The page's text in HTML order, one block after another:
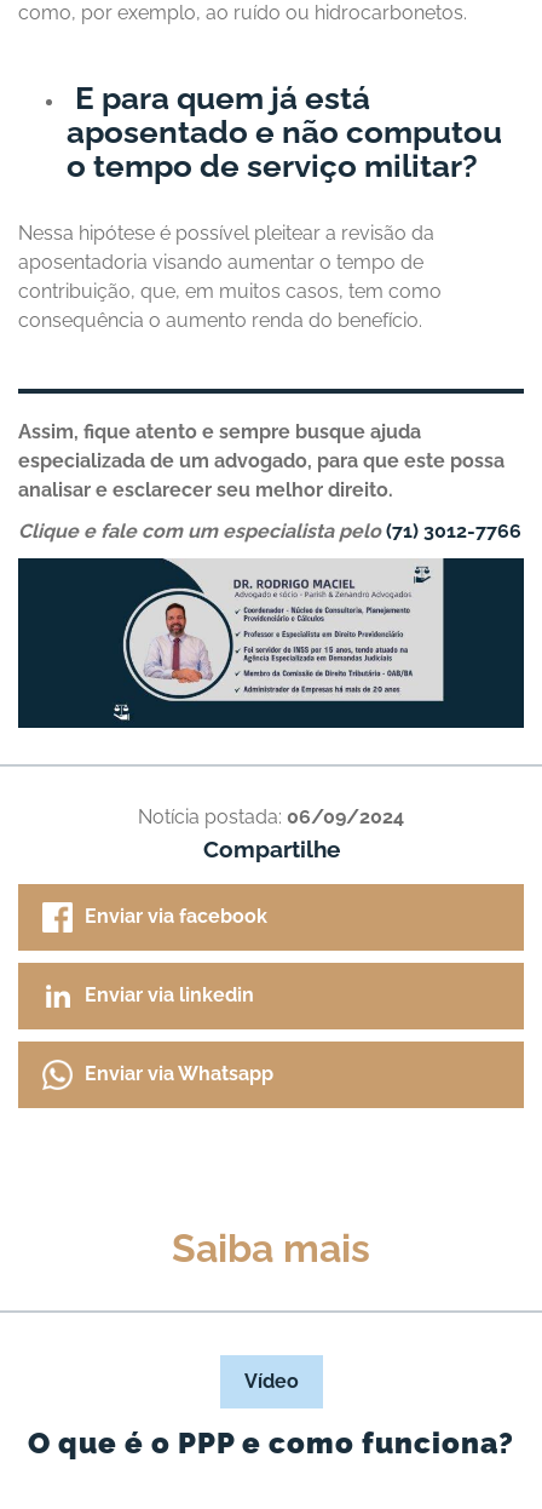
como, por exemplo, ao ruído ou hidrocarbonetos.
E para quem já está
aposentado e não computou
o tempo de serviço militar?
Nessa hipótese é possível pleitear a revisão da
aposentadoria visando aumentar o tempo de
contribuição, que, em muitos casos, tem como
consequência o aumento renda do benefício.
Assim, fique atento e sempre busque ajuda
especializada de um advogado, para que este possa
analisar e esclarecer seu melhor direito.
Clique e fale com um especialista pelo(71) 3012-7766
Notícia postada: 06/09/2024
Compartilhe
Enviar via facebook
Enviar via linkedin
Enviar via Whatsapp
Saiba mais
Vídeo
O que é o PPP e como funciona?